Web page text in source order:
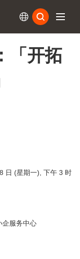
「开拓
日 (星期一), 下午 3 时
企服务中心